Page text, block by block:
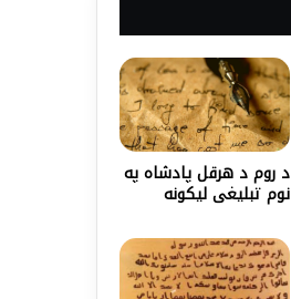
د روم د هرقل پادشاه په
نوم تبلیغی لیکونه